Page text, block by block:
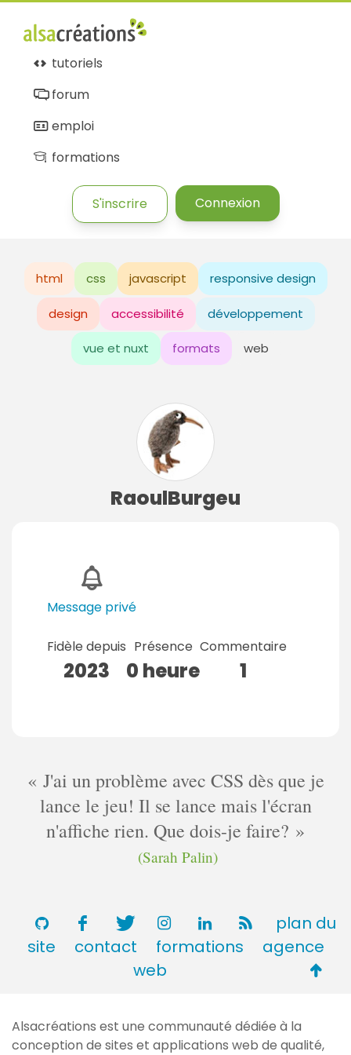
tutoriels
forum
emploi
formations
S'inscrire Connexion
html css javascript responsive design
design accessibilité développement
vue et nuxt formats web
RaoulBurgeu
Message privé
Fidèle depuis
2023
Présence
0 heure
Commentaire
1
J'ai un problème avec CSS dès que je
lance le jeu! Il se lance mais l'écran
n'affiche rien. Que dois-je faire?
(Sarah Palin)
plan du
site
contact formations
agence
web
de
Alsacréations est une communauté dédiée à la
conception de sites et applications web de qualité,